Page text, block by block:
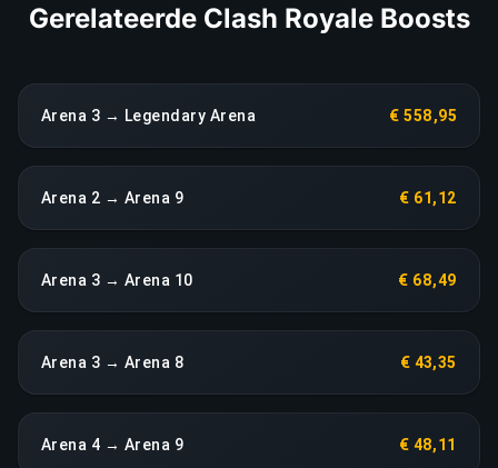
Gerelateerde Clash Royale Boosts
Arena 3 → Legendary Arena € 558,95
Arena 2 → Arena 9 € 61,12
Arena 3 → Arena 10 € 68,49
Arena 3 → Arena 8 € 43,35
Arena 4 → Arena 9 € 48,11